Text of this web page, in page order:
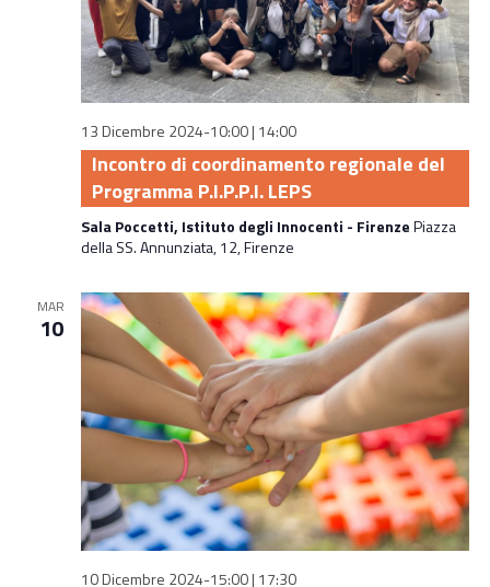
13 Dicembre 2024-10:00| 14:00
Incontro di coordinamento regionale del
Programma P.I.P.P.I. LEPS
Sala Poccetti, Istituto degli Innocenti - FirenzePiazza
della SS. Annunziata, 12, Firenze
MAR
10
10 Dicembre 2024-15:00| 17:30